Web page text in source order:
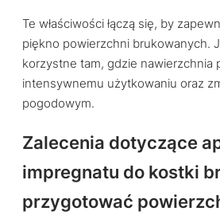
Te właściwości łączą się, by
piękno powierzchni brukowanych.
korzystne tam, gdzie nawierzchnia
intensywnemu użytkowaniu oraz
pogodowym.
Zalecenia dotyczące
impregnatu do kostki
przygotować